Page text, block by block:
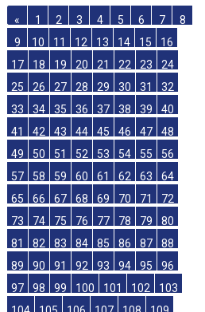
« 1 2 3 4 5 6 7
8
9
10 11 12 13 14 15
16
17
18 19 20 21 22 23
24
25
26 27 28 29 30 31
32
33
34 35 36 37 38 39
40
41
42 43 44 45 46 47
48
49
50 51 52 53 54 55
56
57
58 59 60 61 62 63
64
65
66 67 68 69 70 71
72
73
74 75 76 77 78 79
80
81
82 83 84 85 86 87
88
89
90 91 92 93 94 95
96
97
98 99 100 101 102
103